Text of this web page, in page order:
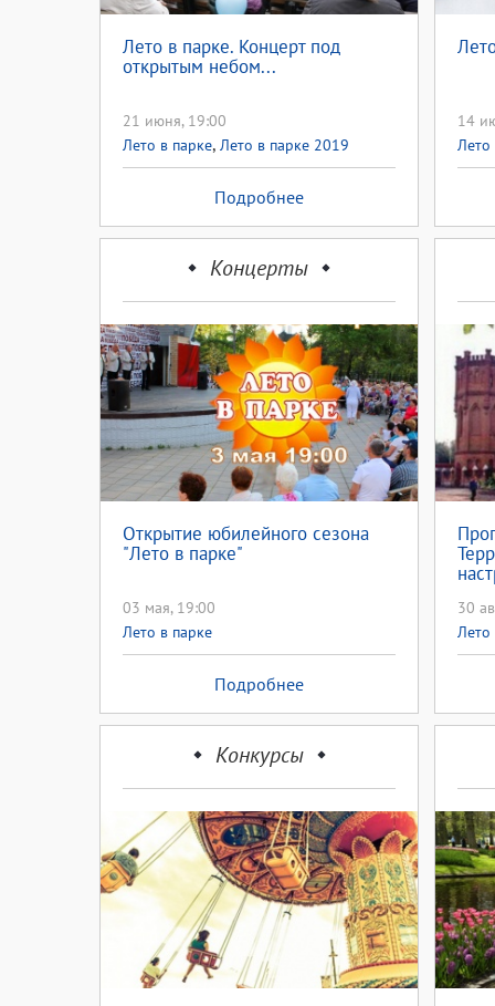
Лето в парке. Концерт под
открытым небом...
21 июня, 19:00
Лето в парке, Лето в парке 2019
Подробнее
14
Лето
Концерты
Открытие юбилейного сезона
"Лето в парке"
03 мая, 19:00
Лето в парке
Подробнее
30
Лето
Конкурсы